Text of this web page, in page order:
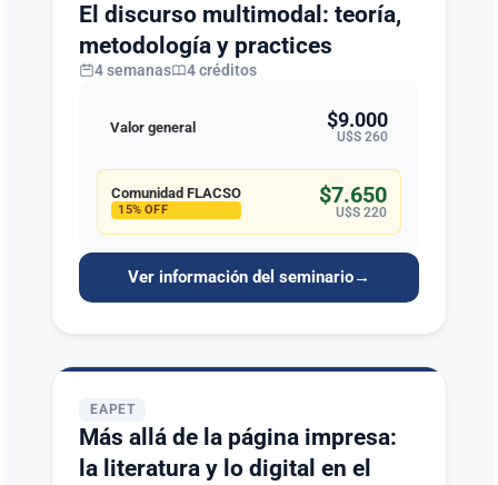
El discurso multimodal: teoría,
metodología y practices
4 semanas 4 créditos
Valor general $9.000
U$S 260
Comunidad FLACSO
15% OFF
$7.650
U$S 220
Ver información del seminario→
EAPET
Más allá de la página impresa:
la literatura y lo digital en el